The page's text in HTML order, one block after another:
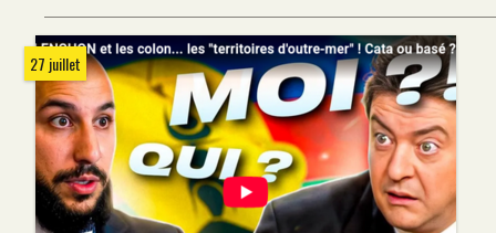
27 juillet